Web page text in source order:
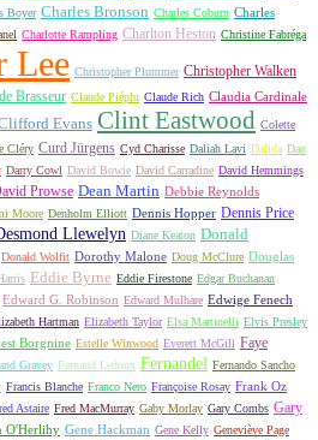
Boyer Charles Bronson Charles Coburn Charles
Charlotte Rampling Charlton Heston Christine Fabréga
Lee Christopher Plummer Christopher Walken
Brasseur Claude Piéplu Claude Rich Claudia Cardinale
Evans Clint Eastwood Colette
Cléry Curd Jürgens Cyd Charisse Daliah Lavi Dalida Dan
Darry Cowl David Bowie David Carradine David Hemmings
Prowse Dean Martin Debbie Reynolds
Moore Denholm Elliott Dennis Hopper Dennis Price
Llewelyn Diane Keaton Donald
Donald Wolfit Dorothy Malone Doug McClure Douglas
Eddie Byrne Eddie Firestone Edgar Buchanan
Edward G. Robinson Edward Mulhare Edwige Fenech
Hartman Elizabeth Taylor Elsa Martinelli Elvis Presley
Borgnine Estelle Winwood Everett McGill Faye
Gravey Fernand Ledoux Fernandel Fernando Sancho
Francis Blanche Franco Nero Françoise Rosay Frank Oz
Astaire Fred MacMurray Gaby Morlay Gary Combs Gary
O'Herlihy Gene Hackman Gene Kelly Geneviève Page